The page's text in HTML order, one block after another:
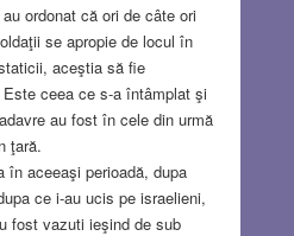
ordonat că ori de câte ori
se apropie de locul în
aceştia să fie
ceea ce s-a întâmplat şi
au fost în cele din urmă
ţară.
în aceeaşi perioadă, dupa
ce i-au ucis pe israelieni,
fost vazuti ieşind de sub